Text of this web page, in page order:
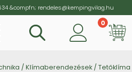
&compfn; rendeles@kempingvilag.hu
0
/ Klímaberendezések / Tetőklíma